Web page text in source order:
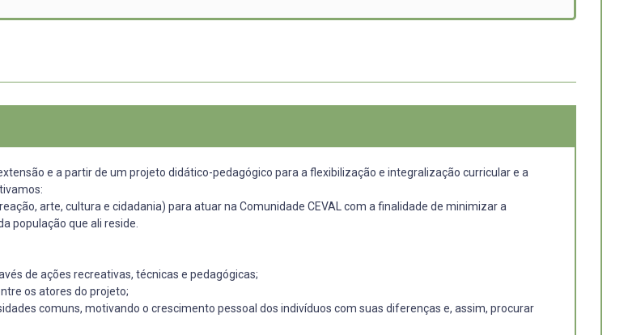
e a partir de um projeto didático-pedagógico para a flexibilização e integralização curricular e a
arte, cultura e cidadania) para atuar na Comunidade CEVAL com a finalidade de minimizar a
população que ali reside.
de ações recreativas, técnicas e pedagógicas;
os atores do projeto;
comuns, motivando o crescimento pessoal dos indivíduos com suas diferenças e, assim, procurar